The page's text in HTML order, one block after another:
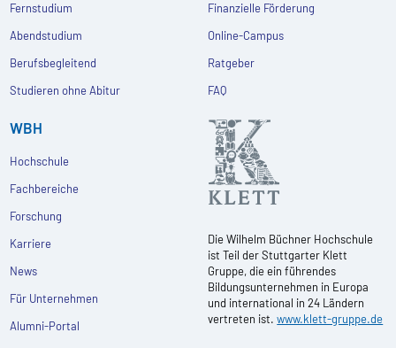
Fernstudium
Abendstudium
Berufsbegleitend
Studieren ohne Abitur
Finanzielle Förderung
Online-Campus
Ratgeber
FAQ
WBH
Hochschule
Fachbereiche
Forschung
Karriere
News
Für Unternehmen
Alumni-Portal
Die Wilhelm Büchner Hochschule
ist Teil der Stuttgarter Klett
Gruppe, die ein führendes
Bildungsunternehmen in Europa
und international in 24 Ländern
vertreten ist.www.klett-gruppe.de